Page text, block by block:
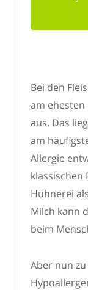
Bei den
am
aus. Das
am
Allergie
Hühnerei
Milch kann
beim
Aber nun